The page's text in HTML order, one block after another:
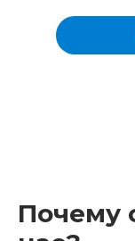
Почему